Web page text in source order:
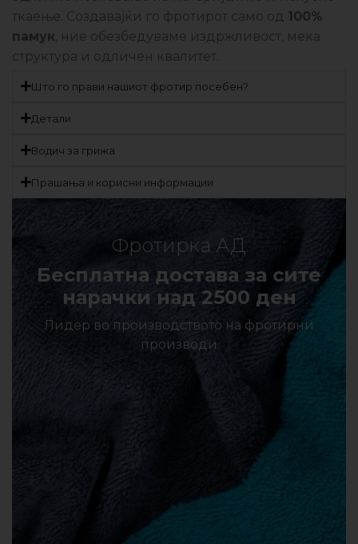
ткаење. Создавајќи го фротирот само од 100%
памук , ние обезбедуваме издржливост, мека
структура и одличен квалитет.
Што го прави нашиот фротир посебен?
Детали
Водич за грижа
Прашања и корисни информации
Фротирка АД
Бесплатна достава за сите
нарачки над 2500 ден
Лидер во производството на фротирни
производи